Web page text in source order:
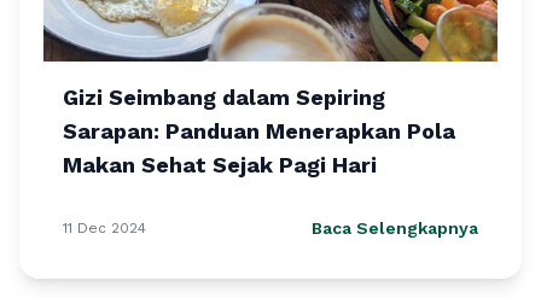
Gizi Seimbang dalam Sepiring
Sarapan: Panduan Menerapkan Pola
Makan Sehat Sejak Pagi Hari
11 Dec 2024 Baca Selengkapnya